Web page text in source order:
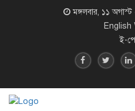
মঙ্গলবার, ১১ অগাস্ট
English
ই-